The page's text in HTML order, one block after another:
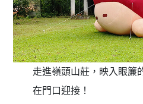
走進嶺頭山莊，映入眼簾
在門口迎接！